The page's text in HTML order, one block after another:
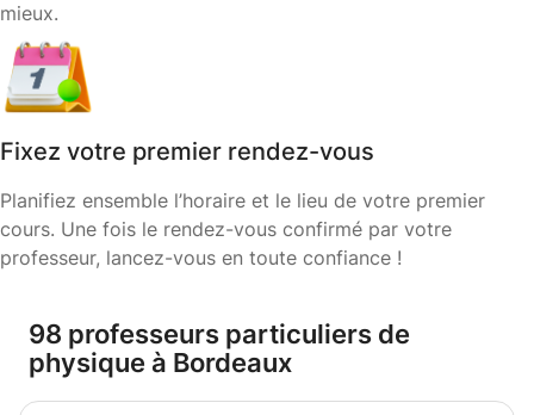
mieux.
Fixez votre premier rendez-vous
Planifiez ensemble l’horaire et le lieu de votre premier
cours. Une fois le rendez-vous confirmé par votre
professeur, lancez-vous en toute confiance !
98 professeurs particuliers de
physique à Bordeaux